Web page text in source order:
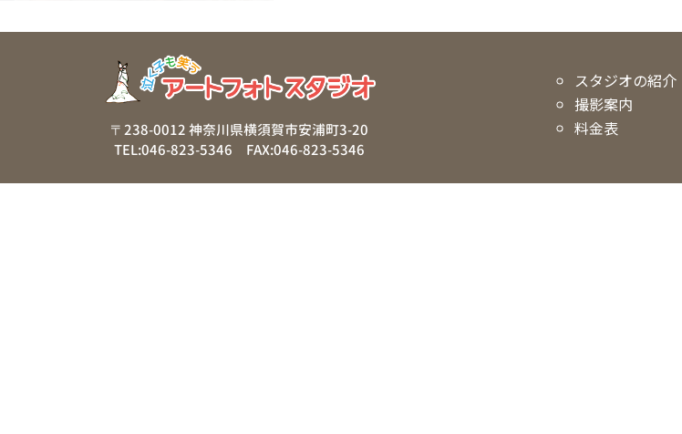
〒238-0012 神奈川県横須賀市安浦町3-20
TEL:046-823-5346 FAX:046-823-5346
スタジオの紹介
撮影案内
料金表